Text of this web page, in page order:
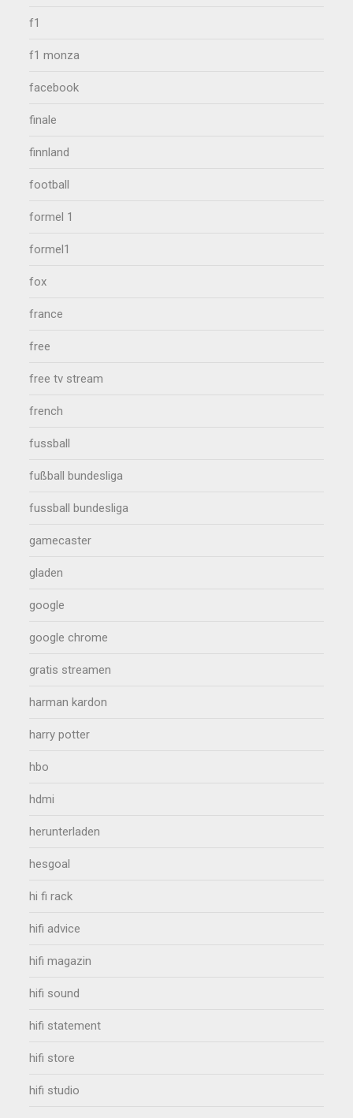
f1
f1 monza
facebook
finale
finnland
football
formel 1
formel1
fox
france
free
free tv stream
french
fussball
fußball bundesliga
fussball bundesliga
gamecaster
gladen
google
google chrome
gratis streamen
harman kardon
harry potter
hbo
hdmi
herunterladen
hesgoal
hi fi rack
hifi advice
hifi magazin
hifi sound
hifi statement
hifi store
hifi studio